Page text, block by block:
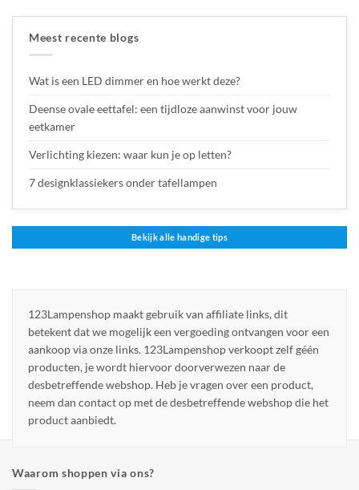
Meest recente blogs
Wat is een LED dimmer en hoe werkt deze?
Deense ovale eettafel: een tijdloze aanwinst voor jouw
eetkamer
Verlichting kiezen: waar kun je op letten?
7 designklassiekers onder tafellampen
Bekijk alle handige tips
123Lampenshop maakt gebruik van affiliate links, dit
betekent dat we mogelijk een vergoeding ontvangen voor een
aankoop via onze links. 123Lampenshop verkoopt zelf géén
producten, je wordt hiervoor doorverwezen naar de
desbetreffende webshop. Heb je vragen over een product,
neem dan contact op met de desbetreffende webshop die het
product aanbiedt.
Waarom shoppen via ons?